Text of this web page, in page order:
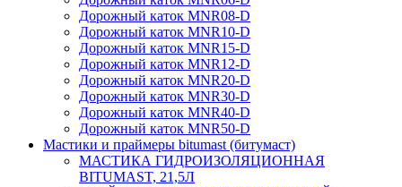
Дорожный каток MNR08-D
Дорожный каток MNR10-D
Дорожный каток MNR15-D
Дорожный каток MNR12-D
Дорожный каток MNR20-D
Дорожный каток MNR30-D
Дорожный каток MNR40-D
Дорожный каток MNR50-D
Мастики и праймеры bitumast (битумаст)
МАСТИКА ГИДРОИЗОЛЯЦИОННАЯ
BITUMAST, 21,5Л